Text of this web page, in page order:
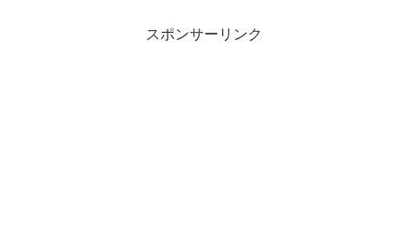
スポンサーリンク